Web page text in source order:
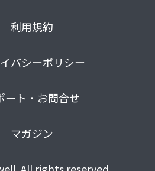
利用規約
バシーポリシー
ート・お問合せ
マガジン